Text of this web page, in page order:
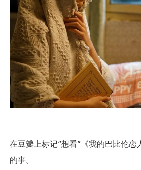
在豆瓣上标记“想看”《我的巴比伦
的事。